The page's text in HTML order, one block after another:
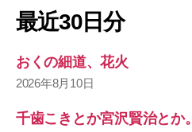
最近30日分
おくの細道、花火
2026年8月10日
千歯こきとか宮沢賢治とか。